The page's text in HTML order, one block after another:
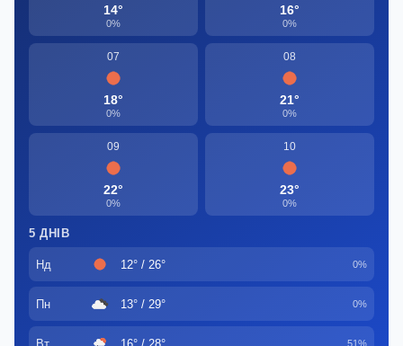
14°
0%
16°
0%
07
18°
0%
08
21°
0%
09
22°
0%
10
23°
0%
5 ДНІВ
Нд 12° / 26° 0%
Пн 13° / 29° 0%
51%